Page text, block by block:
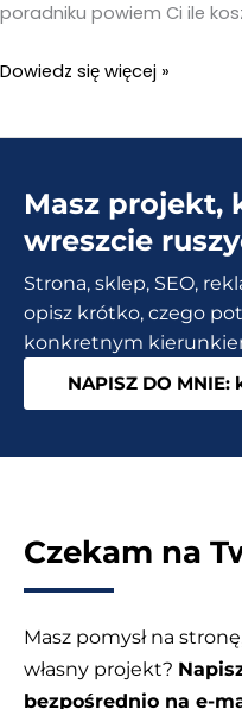
poradniku powiem Ci ile
WooCommerce
zacząć?
Sprawdź
pytań
Dowiedz się więcej »
Masz projekt,
wreszcie
Strona, sklep, SEO,
opisz krótko, czego
konkretnym
NAPISZ DO
Czekam na
Masz pomysł na
własny projekt?
bezpośrednio na e-